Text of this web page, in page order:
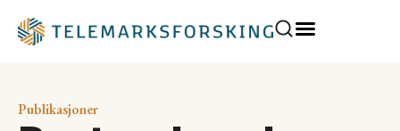
Publikasjoner